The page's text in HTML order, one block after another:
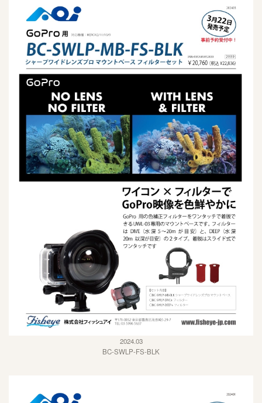
2024.03
BC-SWLP-FS-BLK